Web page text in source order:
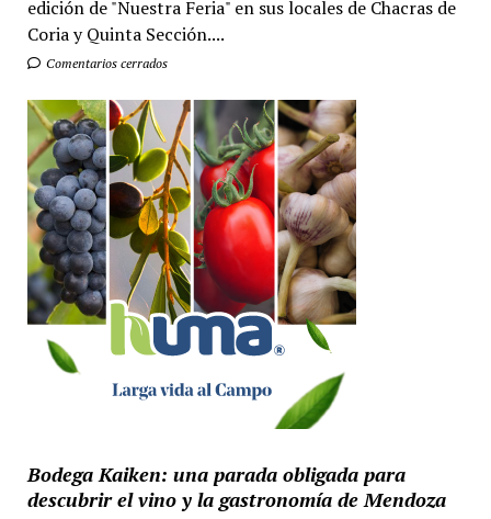
edición de "Nuestra Feria" en sus locales de Chacras de
Coria y Quinta Sección....
Comentarios cerrados
Bodega Kaiken: una parada obligada para
descubrir el vino y la gastronomía de Mendoza